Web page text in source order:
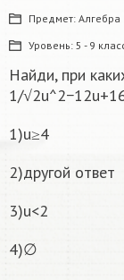
Предмет: Алгебра
Уровень: 5 - 9
Найди, при
1/
1)u≥4
2)другой ответ
3)u<2
4)∅